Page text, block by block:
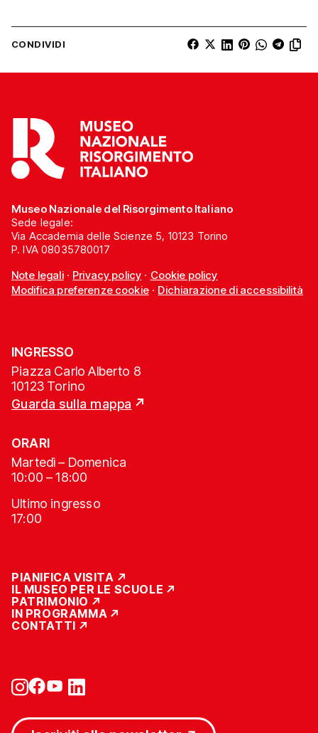
CONDIVIDI
Museo Nazionale del Risorgimento Italiano
Sede legale:
Via Accademia delle Scienze 5, 10123 Torino
P. IVA 08035780017
Note legali· Privacy policy · Cookie policy
Modifica preferenze cookie· Dichiarazione di accessibilità
INGRESSO
Piazza Carlo Alberto 8
10123 Torino
Guarda sulla mappa
ORARI
Martedì – Domenica
10:00 – 18:00
Ultimo ingresso
17:00
PIANIFICA VISITA
IL MUSEO PER LE SCUOLE
PATRIMONIO
IN PROGRAMMA
CONTATTI